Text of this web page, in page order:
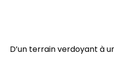
D’un terrain verdoyant à